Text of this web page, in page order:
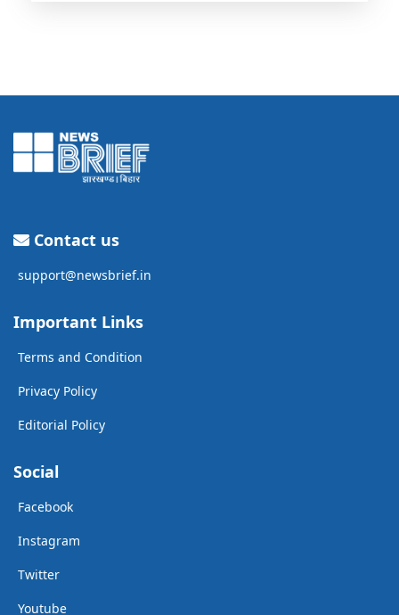
Contact us
support@newsbrief.in
Important Links
Terms and Condition
Privacy Policy
Editorial Policy
Social
Facebook
Instagram
Twitter
Youtube